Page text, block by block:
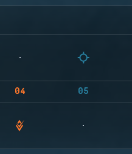
04 05